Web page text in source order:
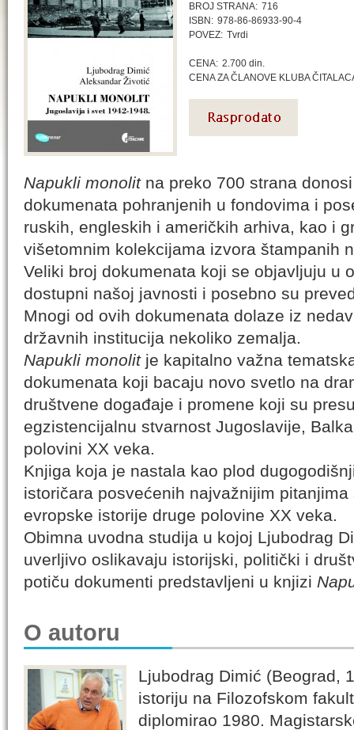
BROJ STRANA: 716
ISBN: 978-86-86933-90-4
POVEZ: Tvrdi
CENA: 2.700 din.
CENA ZA ČLANOVE KLUBA
Napukli monolitna preko 700 strana
dokumenata pohranjenih u fondovima i
ruskih, engleskih i američkih arhiva, kao i
višetomnim kolekcijama izvora štampanih
Veliki broj dokumenata koji se objavljuju u
dostupni našoj javnosti i posebno su
Mnogi od ovih dokumenata dolaze iz
državnih institucija nekoliko zemalja.
Napukli monolitje kapitalno važna
dokumenata koji bacaju novo svetlo na
društvene događaje i promene koji su
egzistencijalnu stvarnost Jugoslavije,
polovini XX veka.
Knjiga koja je nastala kao plod
istoričara posvećenih najvažnijim
evropske istorije druge polovine XX veka.
Obimna uvodna studija u kojoj Ljubodrag
uverljivo oslikavaju istorijski, politički i
potiču dokumenti predstavljeni u knjizi
O autoru
Ljubodrag Dimić (Beograd,
istoriju na Filozofskom
diplomirao 1980.